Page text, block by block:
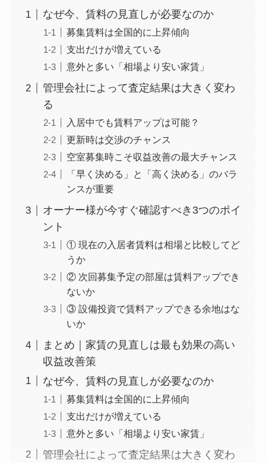
なぜ今、賃料の見直しが必要なのか
募集賃料は全国的に上昇傾向
支出だけが増えている
意外と多い「相場より安い家賃」
管理会社によって査定結果は大きく変わ
る
入居中でも賃料アップは可能？
更新時は交渉のチャンス
空室募集時こそ収益改善の最大チャンス
「早く決める」と「高く決める」のバラ
ンスが重要
オーナー様が今すぐ確認すべき3つのポイ
ント
① 現在の入居者賃料は相場と比較してど
うか
② 次回募集予定の部屋は賃料アップでき
ないか
③ 設備投資で賃料アップできる余地はな
いか
まとめ｜家賃の見直しは最も効果の高い
収益改善策
なぜ今、賃料の見直しが必要なのか
募集賃料は全国的に上昇傾向
支出だけが増えている
意外と多い「相場より安い家賃」
管理会社によって査定結果は大きく変わ